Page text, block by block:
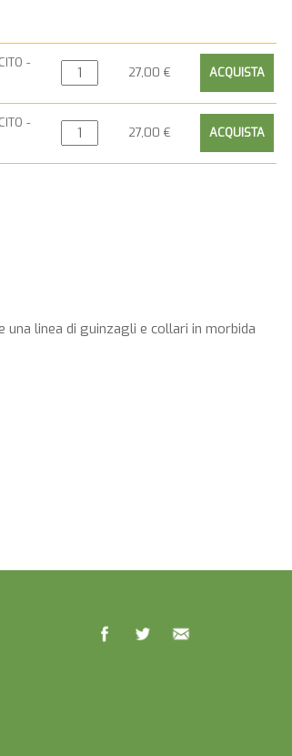
-
27,00 €
-
27,00 €
una linea di guinzagli e collari in morbida